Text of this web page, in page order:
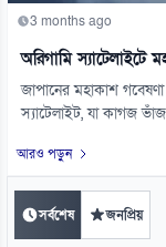
3 months ago
অরিগামি স্যাটেলাইটে
জাপানের মহাকাশ
স্যাটেলাইট, যা কাগজ
আরও পড়ুন
সর্বশেষ জনপ্রিয়